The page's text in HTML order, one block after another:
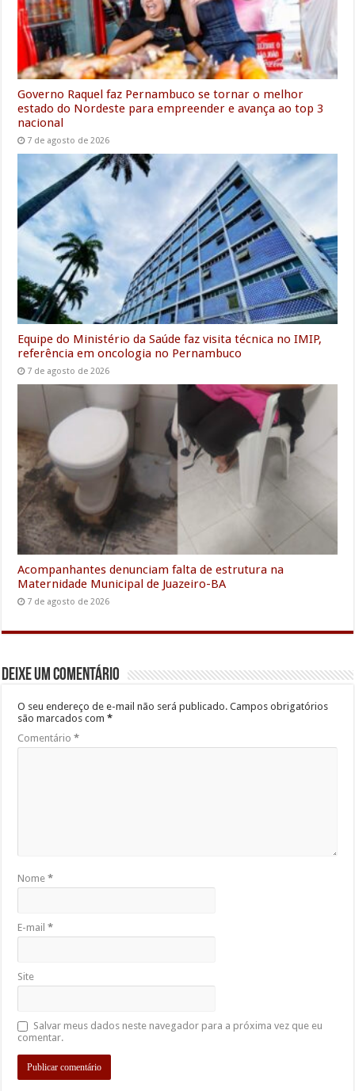
Governo Raquel faz Pernambuco se tornar o melhor
estado do Nordeste para empreender e avança ao top 3
nacional
7 de agosto de 2026
Equipe do Ministério da Saúde faz visita técnica no IMIP,
referência em oncologia no Pernambuco
7 de agosto de 2026
Acompanhantes denunciam falta de estrutura na
Maternidade Municipal de Juazeiro-BA
7 de agosto de 2026
Deixe um comentário
O seu endereço de e-mail não será publicado. Campos obrigatórios
são marcados com*
Comentário*
Nome*
E-mail*
Site
Salvar meus dados neste navegador para a próxima vez que eu
comentar.